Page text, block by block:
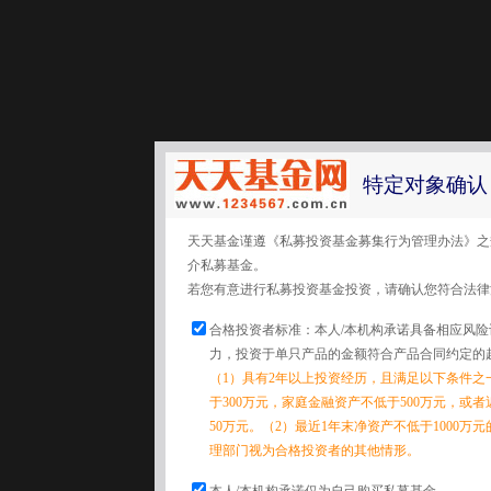
特定对象确认
天天基金谨遵《私募投资基金募集行为管理办法》
介私募基金。
若您有意进行私募投资基金投资，请确认您符合法
合格投资者标准：本人/本机构承诺具备相应风
力，投资于单只产品的金额符合产品合同约定的
（1）具有2年以上投资经历，且满足以下条件
于300万元，家庭金融资产不低于500万元，或
50万元。（2）最近1年末净资产不低于1000万
理部门视为合格投资者的其他情形。